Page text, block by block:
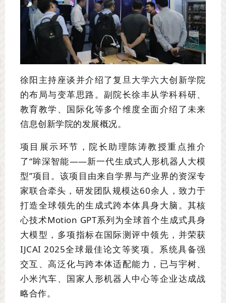
徐阳主持座谈并介绍了复旦大学六大创新学院
的布局与变革思路。副院长徐丰从学科科研、
教育教学、国际化等多个维度全面介绍了未来
信息创新学院的发展概况。
项目展示环节，院长助理陈涛教授重点推介
了“眸深智能——新一代生成式人形机器人大模
型”项目。该项目由来自学界与产业界的资深专
家联合牵头，研发团队规模达60余人，致力于
打造全球领先的生成式跨本体具身大脑。其核
心技术Motion GPT系列为全球首个生成式具身
大模型，多项指标在国际测评中领先，并荣获
IJCAI 2025全球最佳论文等奖项。系统具备强
交互、高泛化与跨本体适配能力，已与宇树、
小米汽车、国家人形机器人中心等企业达成战
略合作。